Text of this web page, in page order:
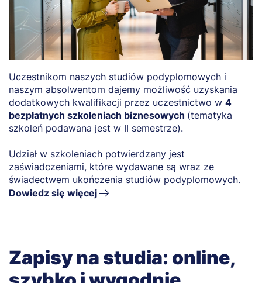
Uczestnikom naszych studiów podyplomowych i
naszym absolwentom dajemy możliwość uzyskania
dodatkowych kwalifikacji przez uczestnictwo w 4
bezpłatnych szkoleniach biznesowych (tematyka
szkoleń podawana jest w II semestrze).
Udział w szkoleniach potwierdzany jest
zaświadczeniami, które wydawane są wraz ze
świadectwem ukończenia studiów podyplomowych.
Dowiedz się więcej
Zapisy na studia: online,